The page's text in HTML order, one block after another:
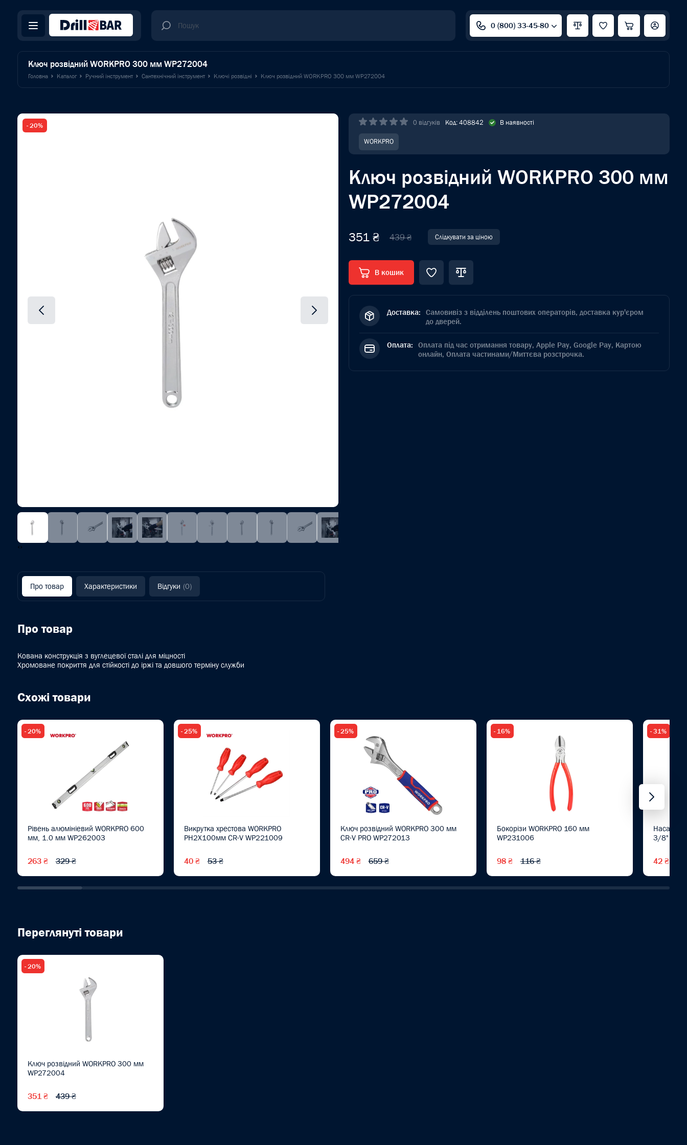
0 (800) 33-45-80
Ключ розвідний WORKPRO 300 мм WP272004
Головна Каталог Ручний інструмент Сантехнічний інструмент Ключі розвідні Ключ розвідний WORKPRO 300 мм WP272004
- 20%
‹›
0 відгуків Код: 408842 В наявності
WORKPRO
Ключ розвідний WORKPRO 300 мм
WP272004
351 ₴ 439 ₴ Слідкувати за ціною
В кошик
Доставка: Самовивіз з відділень поштових операторів, доставка кур'єром
до дверей.
Оплата: Оплата під час отримання товару, Apple Pay, Google Pay, Картою
онлайн, Оплата частинами/Миттєва розстрочка.
Про товар Характеристики Відгуки (0)
Про товар
Кована конструкція з вуглецевої сталі для міцності
Хромоване покриття для стійкості до іржі та довшого терміну служби
Схожі товари
- 20%
Рівень алюмініевий WORKPRO 600
мм, 1.0 мм WP262003
263 ₴ 329 ₴
- 25%
Викрутка хрестова WORKPRO
PH2X100мм CR-V WP221009
40 ₴ 53 ₴
- 25%
Ключ розвідний WORKPRO 300 мм
CR-V PRO WP272013
494 ₴ 659 ₴
- 16%
Бокорізи WORKPRO 160 мм
WP231006
98 ₴ 116 ₴
- 31%
Насадка
3/8" CR-
42 ₴
Переглянуті товари
- 20%
Ключ розвідний WORKPRO 300 мм
WP272004
351 ₴ 439 ₴